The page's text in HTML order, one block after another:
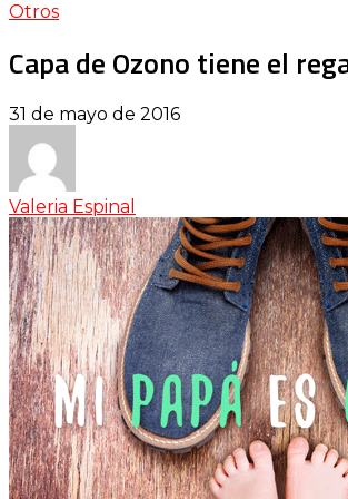
Otros
Capa de Ozono tiene el
31 de mayo de 2016
Valeria Espinal